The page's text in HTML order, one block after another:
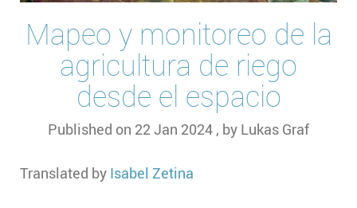
Mapeo y monitoreo de la
agricultura de riego
desde el espacio
Published on 22 Jan 2024 , by Lukas Graf
Translated by Isabel Zetina